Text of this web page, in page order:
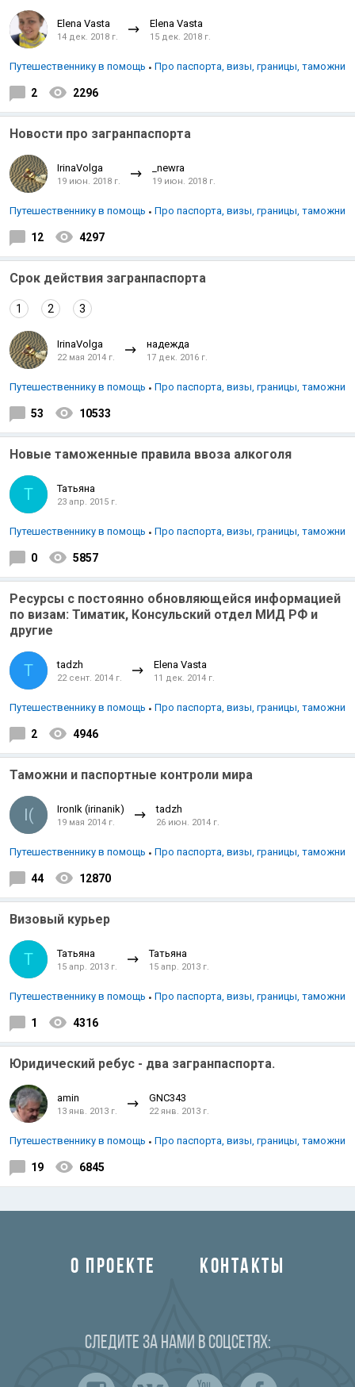
Elena Vasta
14 дек. 2018 г.
Elena Vasta
15 дек. 2018 г.
Путешественнику в помощь Про паспорта, визы, границы, таможни
2 2296
Новости про загранпаспорта
IrinaVolga
19 июн. 2018 г.
_newra
19 июн. 2018 г.
Путешественнику в помощь Про паспорта, визы, границы, таможни
12 4297
Срок действия загранпаспорта
1 2 3
IrinaVolga
22 мая 2014 г.
надежда
17 дек. 2016 г.
Путешественнику в помощь Про паспорта, визы, границы, таможни
53 10533
Новые таможенные правила ввоза алкоголя
Т Татьяна
23 апр. 2015 г.
Путешественнику в помощь Про паспорта, визы, границы, таможни
0 5857
Ресурсы с постоянно обновляющейся информацией
по визам: Тиматик, Консульский отдел МИД РФ и
другие
T tadzh
22 сент. 2014 г.
Elena Vasta
11 дек. 2014 г.
Путешественнику в помощь Про паспорта, визы, границы, таможни
2 4946
Таможни и паспортные контроли мира
I( IronIk (irinanik)
19 мая 2014 г.
tadzh
26 июн. 2014 г.
Путешественнику в помощь Про паспорта, визы, границы, таможни
44 12870
Визовый курьер
Т Татьяна
15 апр. 2013 г.
Татьяна
15 апр. 2013 г.
Путешественнику в помощь Про паспорта, визы, границы, таможни
1 4316
Юридический ребус - два загранпаспорта.
amin
13 янв. 2013 г.
GNC343
22 янв. 2013 г.
Путешественнику в помощь Про паспорта, визы, границы, таможни
19 6845
О ПРОЕКТЕ КОНТАКТЫ
Следите за нами в соцсетях: